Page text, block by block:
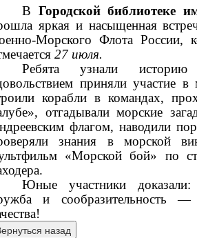
В Городской библиотеке
яркая и насыщенная
Морского Флота России,
27 июля.
Ребята узнали
приняли участие
корабли в командах,
отгадывали морские
флагом, наводили
знания в морской
«Морской бой» по
Юные участники доказали:
и сообразительность —